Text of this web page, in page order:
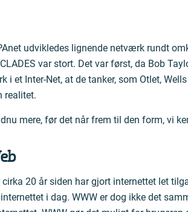
udvikledes lignende netværk rundt
var stort. Det var først, da Bob
et Inter-Net, at de tanker, som Otlet,
realitet.
mere, før det når frem til den form, vi
20 år siden har gjort internettet let
i dag. WWW er dog ikke det